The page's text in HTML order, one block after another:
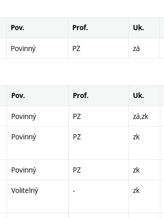
Pov. Prof. Uk.
Povinný PZ zá
Pov. Prof. Uk.
Povinný PZ zá,zk
Povinný PZ zk
Povinný PZ zk
Volitelný - zk